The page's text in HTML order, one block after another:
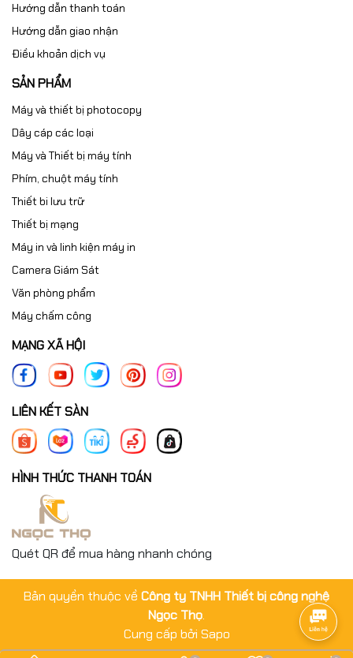
Hướng dẫn thanh toán
Hướng dẫn giao nhận
Điều khoản dịch vụ
SẢN PHẨM
Máy và thiết bị photocopy
Dây cáp các loại
Máy và Thiết bị máy tính
Phím, chuột máy tính
Thiết bi lưu trữ
Thiết bị mạng
Máy in và linh kiện máy in
Camera Giám Sát
Văn phòng phẩm
Máy chấm công
MẠNG XÃ HỘI
LIÊN KẾT SÀN
HÌNH THỨC THANH TOÁN
Quét QR để mua hàng nhanh chóng
Bản quyền thuộc về Công ty TNHH Thiết bị công nghệ
Ngọc Thọ.
Cung cấp bởi Sapo